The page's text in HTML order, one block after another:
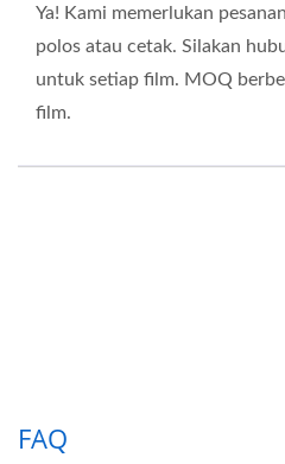
Ya! Kami memerlukan
polos atau cetak. Silakan
untuk setiap film. MOQ
film.